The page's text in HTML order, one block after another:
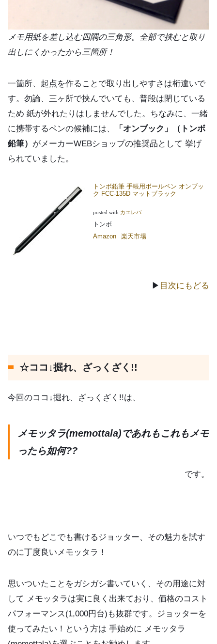
メモ用紙を差し込む四隅の三角形。全部で挟むと取り
出しにくかったから三箇所！
一箇所、起点を作ることで取り出しやすさは桁違いで
す。勿論、三ヶ所で挟んでいても、普段は閉じている
ため 紙が外れたりはしませんでした。ちなみに、一緒
に携帯するペンの候補には、
「オンブック」（トンボ
鉛筆） がメーカーWEBショップの推奨品として 挙げ
られていました。
トンボ鉛筆 手帳用ボールペン オンブッ
ク FCC-135D マットブラック
posted with カエレバ
トンボ
Amazon
楽天市場
▶ 目次にもどる
☆ココ↓掘れ、ざっくざく!!
今回のココ↓掘れ、ざっくざく!!は、
メモッタラ(memottala)であれもこれもメモ
ったら如何??
です。
いつでもどこでも書けるジョッター、その魅力を試す
のに丁度良いメモッタラ！
思いついたことをガシガシ書いていく、その用途に対
して メモッタラは実に良く出来ており、価格のコスト
パフォーマンス(1,000円台)も抜群です。ジョッターを
使ってみたい！という方は 手始めに メモッタラ